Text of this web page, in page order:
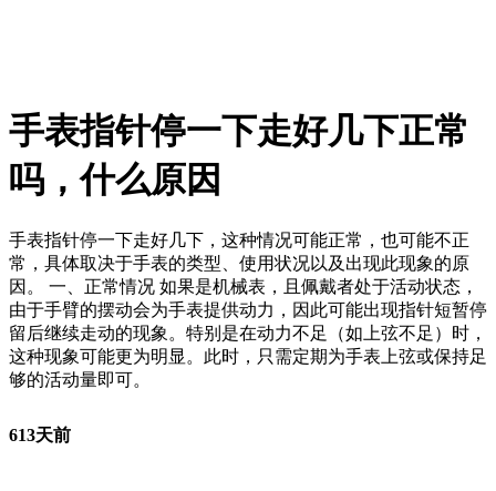
手表指针停一下走好几下正常
吗，什么原因
手表指针停一下走好几下，这种情况可能正常，也可能不正
常，具体取决于手表的类型、使用状况以及出现此现象的原
因。 一、正常情况 如果是机械表，且佩戴者处于活动状态，
由于手臂的摆动会为手表提供动力，因此可能出现指针短暂停
留后继续走动的现象。特别是在动力不足（如上弦不足）时，
这种现象可能更为明显。此时，只需定期为手表上弦或保持足
够的活动量即可。
613天前